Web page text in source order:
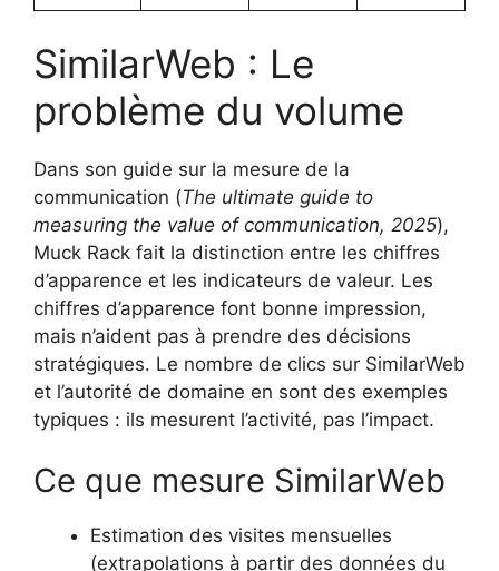
SimilarWeb : Le
problème du volume
Dans son guide sur la mesure de la
communication (The ultimate guide to
measuring the value of communication, 2025),
Muck Rack fait la distinction entre les chiffres
d’apparence et les indicateurs de valeur. Les
chiffres d’apparence font bonne impression,
mais n’aident pas à prendre des décisions
stratégiques. Le nombre de clics sur SimilarWeb
et l’autorité de domaine en sont des exemples
typiques : ils mesurent l’activité, pas l’impact.
Ce que mesure SimilarWeb
Estimation des visites mensuelles
(extrapolations à partir des données du